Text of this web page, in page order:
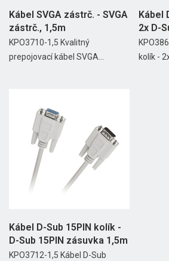
Kábel SVGA zástrč. - SVGA
zástrč., 1,5m
KPO3710-1,5 Kvalitný
prepojovací kábel SVGA...
Kábel
2x D-
kolík -
Kábel D-Sub 15PIN kolík -
D-Sub 15PIN zásuvka 1,5m
KPO3712-1,5 Kábel D-Sub